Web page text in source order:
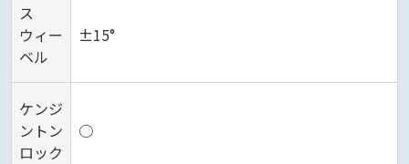
ス
ウィー
ベル
±15°
ケンジ
ントン
ロック
○